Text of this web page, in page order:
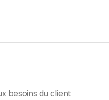
besoins du client